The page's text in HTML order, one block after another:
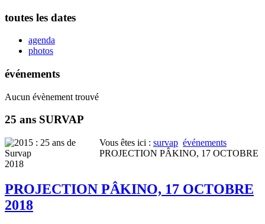
toutes les dates
agenda
photos
événements
Aucun évènement trouvé
25 ans SURVAP
Vous êtes ici : survap événements
PROJECTION PÂKINO, 17 OCTOBRE
2018
PROJECTION PÂKINO, 17 OCTOBRE
2018